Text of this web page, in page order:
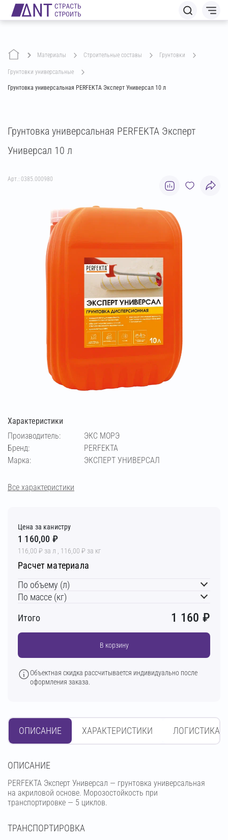
Материалы строительные составы грунтовки
грунтовки универсальные
Грунтовка универсальная PERFEKTA Эксперт Универсал 10 л
Грунтовка универсальная PERFEKTA Эксперт
Универсал 10 л
Арт.: 0385.000980
Характеристики
Производитель:
ЭКС МОРЭ
Бренд:
PERFEKTA
Марка:
ЭКСПЕРТ УНИВЕРСАЛ
Все характеристики
Цена за канистру
1 160,00 ₽
116,00 ₽ за л , 116,00 ₽ за кг
Расчет материала
По объему (л)
По массе (кг)
Итого
1 160 ₽
В корзину
Объектная скидка рассчитывается индивидуально после
оформления заказа.
ОПИСАНИЕ ХАРАКТЕРИСТИКИ ЛОГИСТИКА
OПИСАНИЕ
PERFEKTA Эксперт Универсал — грунтовка универсальная
на акриловой основе. Морозостойкость при
транспортировке — 5 циклов.
ТРАНСПОРТИРОВКА